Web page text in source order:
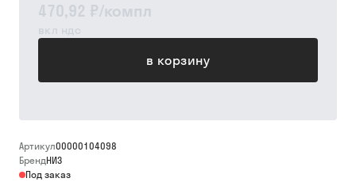
470,92 ₽/компл
вкл ндс
в корзину
Артикул00000104098
БрендНИЗ
Под заказ